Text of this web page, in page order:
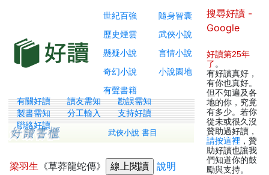
世紀百強
隨身智囊
歷史煙雲
武俠小說
懸疑小說
言情小說
奇幻小說
小說園地
有聲書籍
有關好讀 讀友需知
勘誤需知
製書需知
分工輸入
支持好讀
聯絡好讀
武俠小說 書目
梁羽生 《草莽龍蛇傳》 說明
搜尋好讀 -
Google
好讀第25年
了 。
有好讀真好，
有你也真好。
但不知遍及各
地的你，究竟
有多少。若你
從未或很久沒
贊助過好讀，
請按這裡 ，贊
助好讀也讓我
們知道你的鼓
勵與支持。